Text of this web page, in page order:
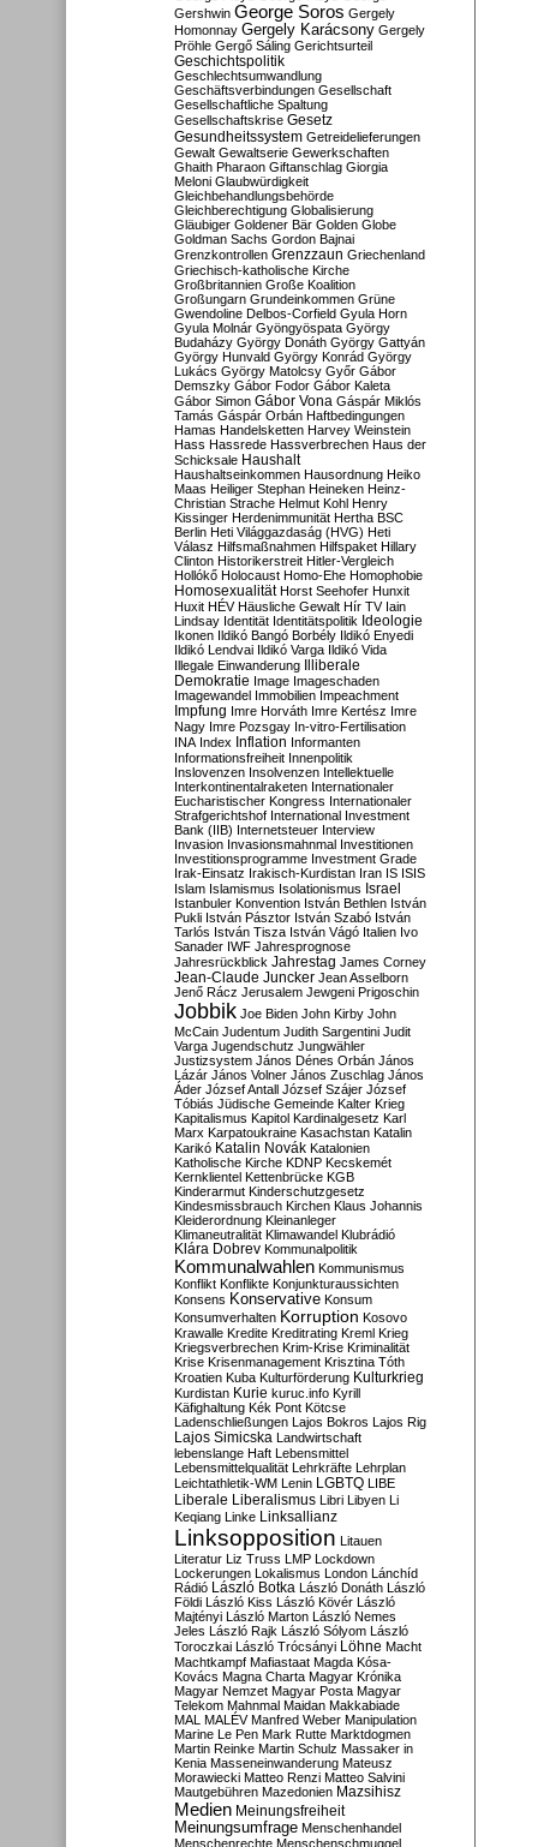
Gershwin George Soros Gergely
Homonnay Gergely Karácsony Gergely
Pröhle Gergő Sáling Gerichtsurteil
Geschichtspolitik
Geschlechtsumwandlung
Geschäftsverbindungen Gesellschaft
Gesellschaftliche Spaltung
Gesellschaftskrise Gesetz
Gesundheitssystem Getreidelieferungen
Gewalt Gewaltserie Gewerkschaften
Ghaith Pharaon Giftanschlag Giorgia
Meloni Glaubwürdigkeit
Gleichbehandlungsbehörde
Gleichberechtigung Globalisierung
Gläubiger Goldener Bär Golden Globe
Goldman Sachs Gordon Bajnai
Grenzkontrollen Grenzzaun Griechenland
Griechisch-katholische Kirche
Großbritannien Große Koalition
Großungarn Grundeinkommen Grüne
Gwendoline Delbos-Corfield Gyula Horn
Gyula Molnár Gyöngyöspata György
Budaházy György Donáth György Gattyán
György Hunvald György Konrád György
Lukács György Matolcsy Győr Gábor
Demszky Gábor Fodor Gábor Kaleta
Gábor Simon Gábor Vona Gáspár Miklós
Tamás Gáspár Orbán Haftbedingungen
Hamas Handelsketten Harvey Weinstein
Hass Hassrede Hassverbrechen Haus der
Schicksale Haushalt
Haushaltseinkommen Hausordnung Heiko
Maas Heiliger Stephan Heineken Heinz-
Christian Strache Helmut Kohl Henry
Kissinger Herdenimmunität Hertha BSC
Berlin Heti Világgazdaság (HVG) Heti
Válasz Hilfsmaßnahmen Hilfspaket Hillary
Clinton Historikerstreit Hitler-Vergleich
Hollókő Holocaust Homo-Ehe Homophobie
Homosexualität Horst Seehofer Hunxit
Huxit HÉV Häusliche Gewalt Hír TV Iain
Lindsay Identität Identitätspolitik Ideologie
Ikonen Ildikó Bangó Borbély Ildikó Enyedi
Ildikó Lendvai Ildikó Varga Ildikó Vida
Illegale Einwanderung Illiberale
Demokratie Image Imageschaden
Imagewandel Immobilien Impeachment
Impfung Imre Horváth Imre Kertész Imre
Nagy Imre Pozsgay In-vitro-Fertilisation
INA Index Inflation Informanten
Informationsfreiheit Innenpolitik
Inslovenzen Insolvenzen Intellektuelle
Interkontinentalraketen Internationaler
Eucharistischer Kongress Internationaler
Strafgerichtshof International Investment
Bank (IIB) Internetsteuer Interview
Invasion Invasionsmahnmal Investitionen
Investitionsprogramme Investment Grade
Irak-Einsatz Irakisch-Kurdistan Iran IS ISIS
Islam Islamismus Isolationismus Israel
Istanbuler Konvention István Bethlen István
Pukli István Pásztor István Szabó István
Tarlós István Tisza István Vágó Italien Ivo
Sanader IWF Jahresprognose
Jahresrückblick Jahrestag James Corney
Jean-Claude Juncker Jean Asselborn
Jenő Rácz Jerusalem Jewgeni Prigoschin
Jobbik Joe Biden John Kirby John
McCain Judentum Judith Sargentini Judit
Varga Jugendschutz Jungwähler
Justizsystem János Dénes Orbán János
Lázár János Volner János Zuschlag János
Áder József Antall József Szájer József
Tóbiás Jüdische Gemeinde Kalter Krieg
Kapitalismus Kapitol Kardinalgesetz Karl
Marx Karpatoukraine Kasachstan Katalin
Karikó Katalin Novák Katalonien
Katholische Kirche KDNP Kecskemét
Kernklientel Kettenbrücke KGB
Kinderarmut Kinderschutzgesetz
Kindesmissbrauch Kirchen Klaus Johannis
Kleiderordnung Kleinanleger
Klimaneutralität Klimawandel Klubrádió
Klára Dobrev Kommunalpolitik
Kommunalwahlen Kommunismus
Konflikt Konflikte Konjunkturaussichten
Konsens Konservative Konsum
Konsumverhalten Korruption Kosovo
Krawalle Kredite Kreditrating Kreml Krieg
Kriegsverbrechen Krim-Krise Kriminalität
Krise Krisenmanagement Krisztina Tóth
Kroatien Kuba Kulturförderung Kulturkrieg
Kurdistan Kurie kuruc.info Kyrill
Käfighaltung Kék Pont Kötcse
Ladenschließungen Lajos Bokros Lajos Rig
Lajos Simicska Landwirtschaft
lebenslange Haft Lebensmittel
Lebensmittelqualität Lehrkräfte Lehrplan
Leichtathletik-WM Lenin LGBTQ LIBE
Liberale Liberalismus Libri Libyen Li
Keqiang Linke Linksallianz
Linksopposition Litauen
Literatur Liz Truss LMP Lockdown
Lockerungen Lokalismus London Lánchíd
Rádió
László Botka László Donáth László
Földi László Kiss László Kövér László
Majtényi László Marton László Nemes
Jeles László Rajk László Sólyom László
Toroczkai László Trócsányi Löhne Macht
Machtkampf Mafiastaat Magda Kósa-
Kovács Magna Charta Magyar Krónika
Magyar Nemzet Magyar Posta Magyar
Telekom Mahnmal Maidan Makkabiade
MAL MALÉV Manfred Weber Manipulation
Marine Le Pen Mark Rutte Marktdogmen
Martin Reinke Martin Schulz Massaker in
Kenia Masseneinwanderung Mateusz
Morawiecki Matteo Renzi Matteo Salvini
Mautgebühren Mazedonien Mazsihisz
Medien Meinungsfreiheit
Meinungsumfrage Menschenhandel
Menschenrechte Menschenschmuggel